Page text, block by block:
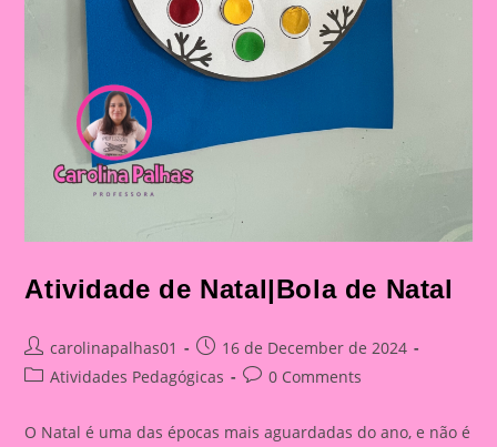
Atividade de Natal|Bola de Natal
Post
author:
carolinapalhas01
Post
published:
16 de December de 2024
PostAtividades Pedagógicas
Post0 Comments
O Natal é uma das épocas mais aguardadas do ano, e não é